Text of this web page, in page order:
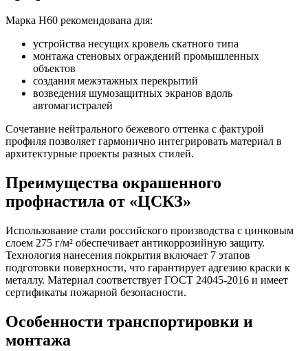
Марка Н60 рекомендована для:
устройства несущих кровель скатного типа
монтажа стеновых ограждений промышленных
объектов
создания межэтажных перекрытий
возведения шумозащитных экранов вдоль
автомагистралей
Сочетание нейтрального бежевого оттенка с фактурой
профиля позволяет гармонично интегрировать материал в
архитектурные проекты разных стилей.
Преимущества окрашенного
профнастила от «ЦСКЗ»
Использование стали российского производства с цинковым
слоем 275 г/м² обеспечивает антикоррозийную защиту.
Технология нанесения покрытия включает 7 этапов
подготовки поверхности, что гарантирует адгезию краски к
металлу. Материал соответствует ГОСТ 24045-2016 и имеет
сертификаты пожарной безопасности.
Особенности транспортировки и
монтажа